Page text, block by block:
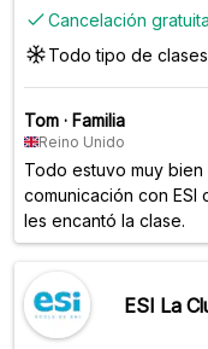
Cancelación
Todo tipo de
Tom · Familia
Reino Unido
Todo estuvo muy
comunicación con ESI
les encantó la clase.
ESI La